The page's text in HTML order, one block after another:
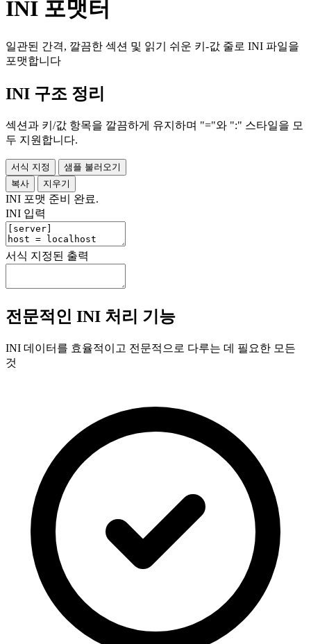
INI 포맷터
일관된 간격, 깔끔한 섹션 및 읽기 쉬운 키-값 줄로 INI 파일을
포맷합니다
INI 구조 정리
섹션과 키/값 항목을 깔끔하게 유지하며 "="와 ":" 스타일을 모
두 지원합니다.
서식 지정
샘플 불러오기
복사
지우기
INI 포맷 준비 완료.
INI 입력
서식 지정된 출력
전문적인 INI 처리 기능
INI 데이터를 효율적이고 전문적으로 다루는 데 필요한 모든
것